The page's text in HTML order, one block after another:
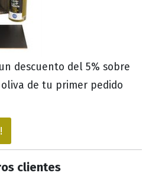
descuento del 5% sobre
de tu primer pedido
clientes